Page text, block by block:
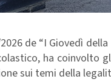
de “I Giovedì
ha
sui temi della